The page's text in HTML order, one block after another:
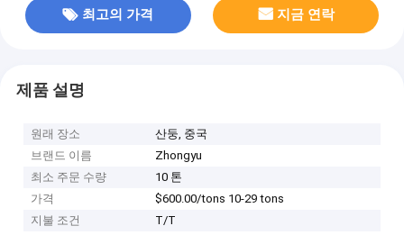
최고의 가격 지금 연락
제품 설명
원래 장소
산둥, 중국
브랜드 이름
Zhongyu
최소 주문 수량
10 톤
가격
$600.00/tons 10-29 tons
지불 조건
T/T